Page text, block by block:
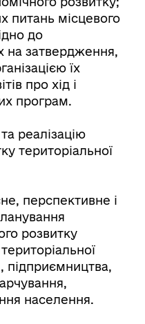
питань місцевого
до
на затвердження,
їх
про хід і
програм.
реалізацію
територіальної
перспективне і
розвитку
підприємництва,
населення.